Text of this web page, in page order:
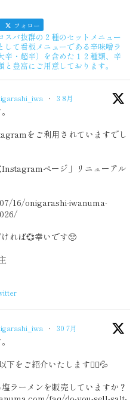
フォロー
スパ抜群の２種のセットメニュー
して看板メニューである辛味噌ラ
辛・超辛）を含めた１２種類、辛
と豊富にご用意しております。
· 3 8月
をご利用されていますでし
ページ」リニューアル
16/onigarashi-iwanuma-
れば💞幸いです🥺
· 30 7月
下をご紹介いたします🙇‍♂️💦
ラーメンを販売していますか？